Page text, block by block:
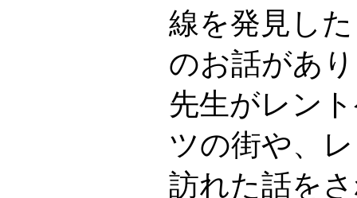
線を発見し
のお話があ
先生がレン
ツの街や、
訪れた話を